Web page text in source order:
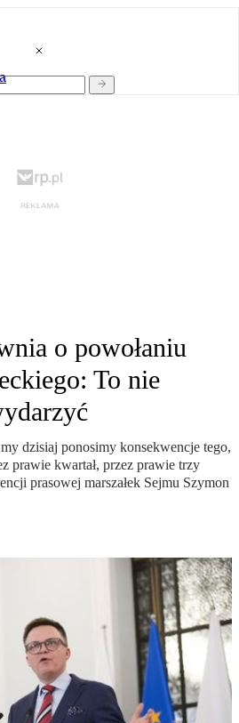
o powołaniu
To nie
dzisiaj ponosimy konsekwencje tego,
prawie kwartał, przez prawie trzy
prasowej marszałek Sejmu Szymon